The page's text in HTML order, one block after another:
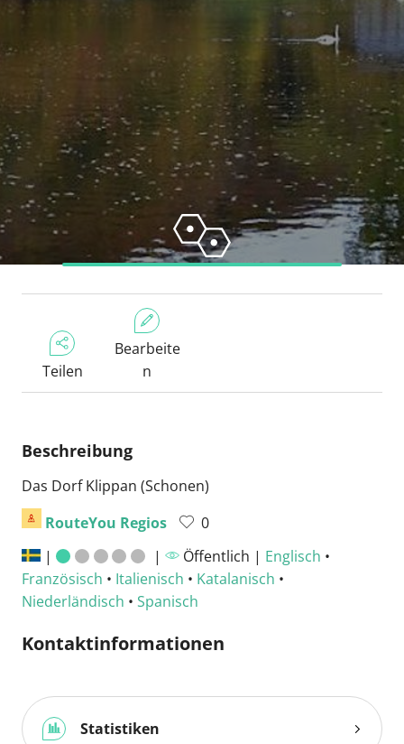
Teilen
Bearbeite
n
Beschreibung
Das Dorf Klippan (Schonen)
RouteYou Regios
0
|
| Öffentlich | Englisch •
Französisch • Italienisch • Katalanisch •
Niederländisch • Spanisch
Kontaktinformationen
Statistiken